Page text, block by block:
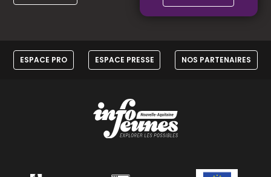
ESPACE PRO ESPACE PRESSE NOS PARTENAIRES